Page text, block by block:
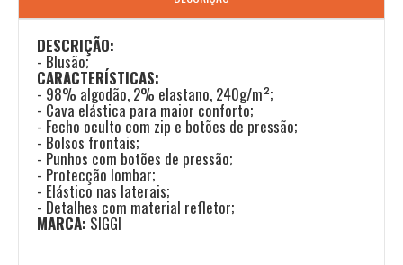
DESCRIÇÃO:
- Blusão;
CARACTERÍSTICAS:
- 98% algodão, 2% elastano, 240g/m²;
- Cava elástica para maior conforto;
- Fecho oculto com zip e botões de pressão;
- Bolsos frontais;
- Punhos com botões de pressão;
- Protecção lombar;
- Elástico nas laterais;
- Detalhes com material refletor;
MARCA: SIGGI